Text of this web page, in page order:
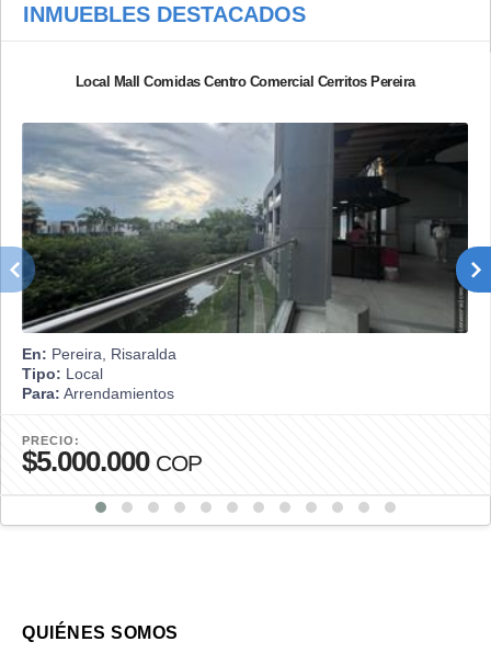
INMUEBLES DESTACADOS
Local Mall Comidas Centro Comercial Cerritos Pereira
En: Pereira, Risaralda
Tipo: Local
Para: Arrendamientos
PRECIO:
$5.000.000 COP
QUIÉNES SOMOS